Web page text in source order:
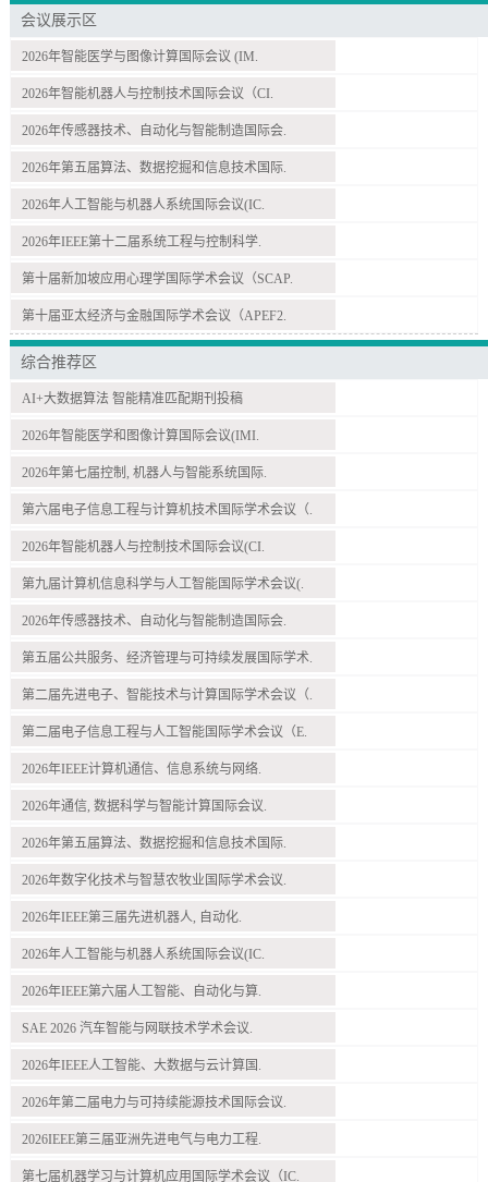
会议展示区
2026年智能医学与图像计算国际会议 (IM.
2026年智能机器人与控制技术国际会议（CI.
2026年传感器技术、自动化与智能制造国际会.
2026年第五届算法、数据挖掘和信息技术国际.
2026年人工智能与机器人系统国际会议(IC.
2026年IEEE第十二届系统工程与控制科学.
第十届新加坡应用心理学国际学术会议（SCAP.
第十届亚太经济与金融国际学术会议（APEF2.
综合推荐区
AI+大数据算法 智能精准匹配期刊投稿
2026年智能医学和图像计算国际会议(IMI.
2026年第七届控制, 机器人与智能系统国际.
第六届电子信息工程与计算机技术国际学术会议（.
2026年智能机器人与控制技术国际会议(CI.
第九届计算机信息科学与人工智能国际学术会议(.
2026年传感器技术、自动化与智能制造国际会.
第五届公共服务、经济管理与可持续发展国际学术.
第二届先进电子、智能技术与计算国际学术会议（.
第二届电子信息工程与人工智能国际学术会议（E.
2026年IEEE计算机通信、信息系统与网络.
2026年通信, 数据科学与智能计算国际会议.
2026年第五届算法、数据挖掘和信息技术国际.
2026年数字化技术与智慧农牧业国际学术会议.
2026年IEEE第三届先进机器人, 自动化.
2026年人工智能与机器人系统国际会议(IC.
2026年IEEE第六届人工智能、自动化与算.
SAE 2026 汽车智能与网联技术学术会议.
2026年IEEE人工智能、大数据与云计算国.
2026年第二届电力与可持续能源技术国际会议.
2026IEEE第三届亚洲先进电气与电力工程.
第七届机器学习与计算机应用国际学术会议（IC.